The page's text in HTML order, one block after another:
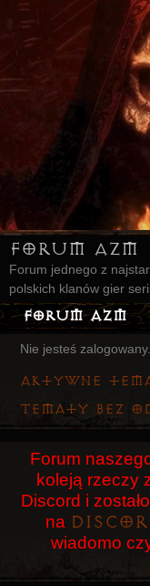
Forum AZM
Forum jednego z
polskich klanów gier
Forum AZM
Strona
Główna
Szukaj
Rejestracja
Logowanie
Nie jesteś zalogowany.
Aktywne
Tematy bez
Forum
koleją rzeczy
Discord i
na
wiadomo